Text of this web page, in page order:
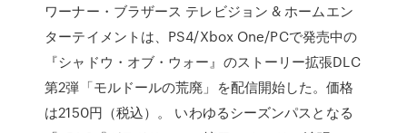
ワーナー・ブラザース テレビジョン & ホームエン
ターテイメントは、PS4/Xbox One/PCで発売中の
『シャドウ・オブ・ウォー』のストーリー拡張DLC
第2弾「モルドールの荒廃」を配信開始した。価格
は2150円（税込）。 いわゆるシーズンパスとなる